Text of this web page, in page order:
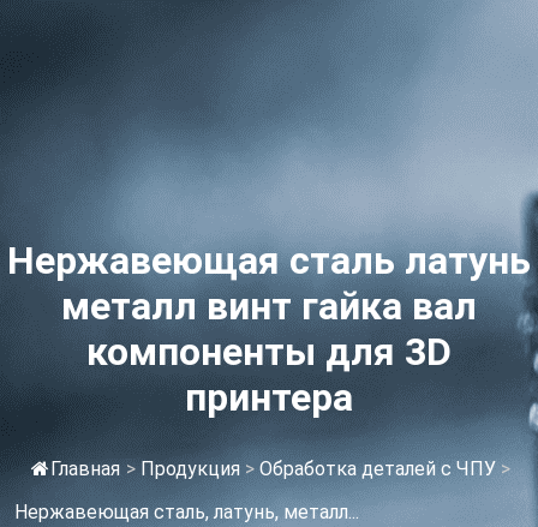
Нержавеющая сталь латунь
металл винт гайка вал
компоненты для 3D
принтера
Главная > Продукция > Обработка деталей с ЧПУ >
Нержавеющая сталь, латунь, металл...